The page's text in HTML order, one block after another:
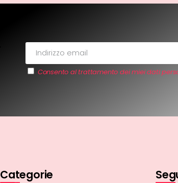
Consento al trattamento dei miei dati
Categorie